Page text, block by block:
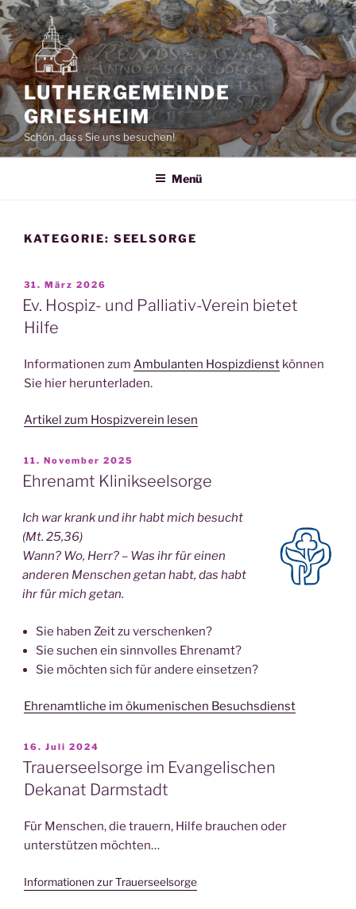
Zum
Inhalt
springen
LUTHERGEMEINDE
GRIESHEIM
Schön, dass Sie uns besuchen!
Menü
KATEGORIE: SEELSORGE
VERÖFFENTLICHT
AM
31. März 2026
Ev. Hospiz- und Palliativ-Verein bietet
Hilfe
Informationen zum Ambulanten Hospizdienst können
Sie hier herunterladen.
Artikel zum Hospizverein lesen
VERÖFFENTLICHT
AM
11. November 2025
Ehrenamt Klinikseelsorge
Ich war krank und ihr habt mich besucht
(Mt. 25,36)
Wann? Wo, Herr? – Was ihr für einen
anderen Menschen getan habt, das habt
ihr für mich getan.
Sie haben Zeit zu verschenken?
Sie suchen ein sinnvolles Ehrenamt?
Sie möchten sich für andere einsetzen?
Ehrenamtliche im ökumenischen Besuchsdienst
VERÖFFENTLICHT
AM
16. Juli 2024
Trauerseelsorge im Evangelischen
Dekanat Darmstadt
Für Menschen, die trauern, Hilfe brauchen oder
unterstützen möchten…
Informationen zur Trauerseelsorge